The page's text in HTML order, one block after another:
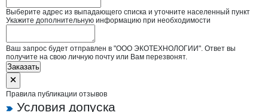
Выберите адрес из выпадающего списка и уточните населенный пункт
Укажите дополнительную информацию при необходимости
Ваш запрос будет отправлен в "ООО ЭКОТЕХНОЛОГИИ". Ответ вы
получите на свою личную почту или Вам перезвонят.
Заказать
Правила публикации отзывов
Условия допуска